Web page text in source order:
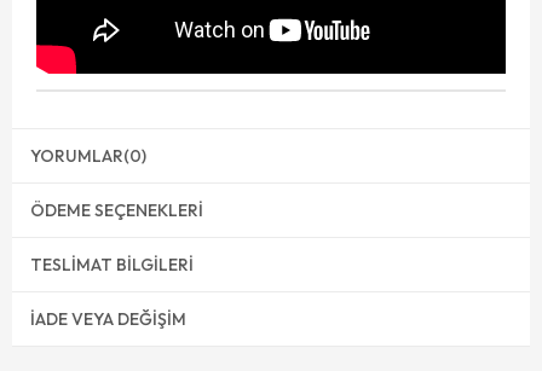
YORUMLAR(0)
ÖDEME SEÇENEKLERI
TESLIMAT BILGILERI
İADE VEYA DEĞIŞIM